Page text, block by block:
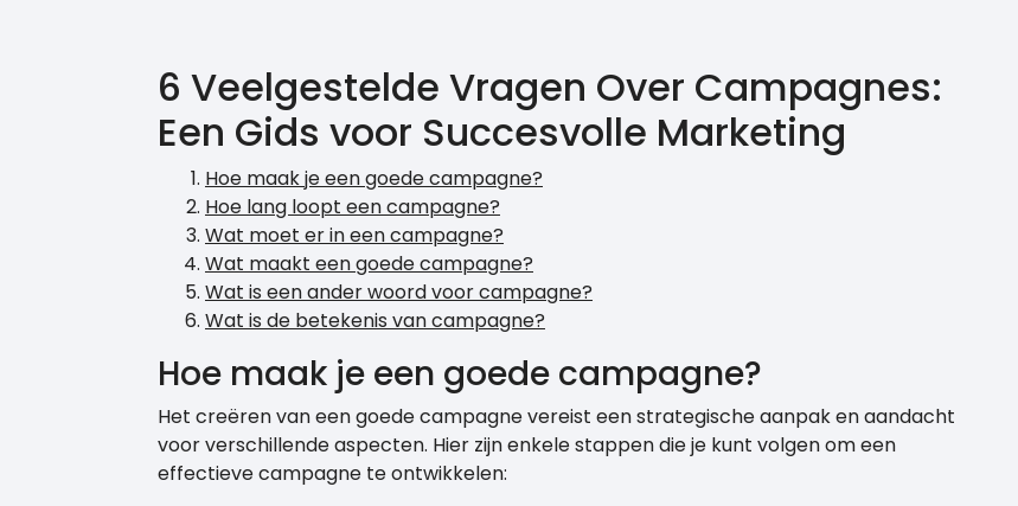
6 Veelgestelde Vragen Over Campagnes:
Een Gids voor Succesvolle Marketing
Hoe maak je een goede campagne?
Hoe lang loopt een campagne?
Wat moet er in een campagne?
Wat maakt een goede campagne?
Wat is een ander woord voor campagne?
Wat is de betekenis van campagne?
Hoe maak je een goede campagne?
Het creëren van een goede campagne vereist een strategische aanpak en aandacht
voor verschillende aspecten. Hier zijn enkele stappen die je kunt volgen om een
effectieve campagne te ontwikkelen: